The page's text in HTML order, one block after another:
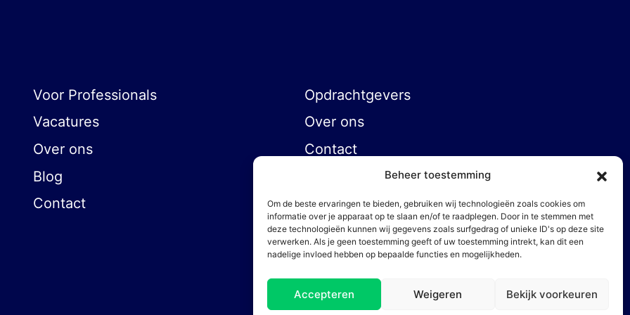
Beheer toestemming
Om de beste ervaringen te bieden, gebruiken wij technologieën zoals cookies om
informatie over je apparaat op te slaan en/of te raadplegen. Door in te stemmen met
deze technologieën kunnen wij gegevens zoals surfgedrag of unieke ID's op deze site
verwerken. Als je geen toestemming geeft of uw toestemming intrekt, kan dit een
nadelige invloed hebben op bepaalde functies en mogelijkheden.
Accepteren Weigeren Bekijk voorkeuren
Voor Professionals
Vacatures
Over ons
Blog
Contact
Opdrachtgevers
Over ons
Contact